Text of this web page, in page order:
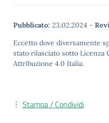
Pubblicato: 23.02.2024 -
Eccetto dove diversamente
stato rilasciato sotto Licenza
Attribuzione 4.0 Italia.
Stampa / Condividi